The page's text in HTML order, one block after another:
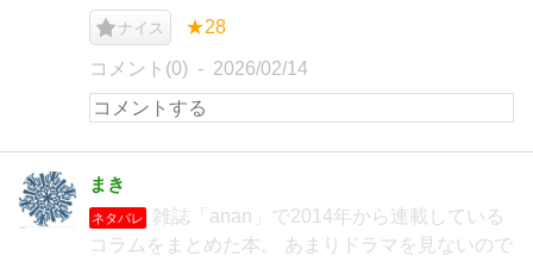
ナイス ★28
コメント(0) 2026/02/14
まき
ネタバレ
雑誌「anan」で2014年から連載している
コラムをまとめた本。 あまりドラマを見ないので